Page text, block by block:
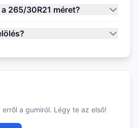
265/30R21 méret?
a gumiról. Légy te az első!